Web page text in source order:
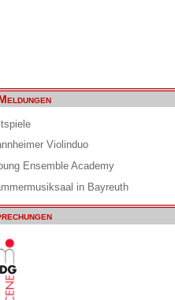
Violinduo
Ensemble Academy
in Bayreuth